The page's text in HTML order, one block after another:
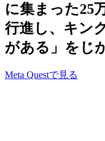
に集まった25
行進し、キン
がある」をじ
Meta Questで見る